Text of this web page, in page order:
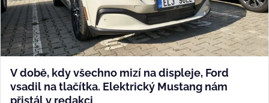
V době, kdy všechno mizí na displeje, Ford
vsadil na tlačítka. Elektrický Mustang nám
přistál v redakci